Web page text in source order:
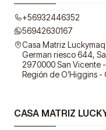
+56932446352
56942630167
Casa Matriz Luckymaq
German riesco 644,
2970000 San Vicente
Región de O’Higgins -
CASA MATRIZ